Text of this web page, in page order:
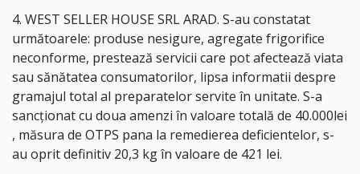
4. WEST SELLER HOUSE SRL ARAD. S-au constatat
următoarele: produse nesigure, agregate frigorifice
neconforme, prestează servicii care pot afectează viata
sau sănătatea consumatorilor, lipsa informatii despre
gramajul total al preparatelor servite în unitate. S-a
sancționat cu doua amenzi în valoare totală de 40.000lei
, măsura de OTPS pana la remedierea deficientelor, s-
au oprit definitiv 20,3 kg în valoare de 421 lei.